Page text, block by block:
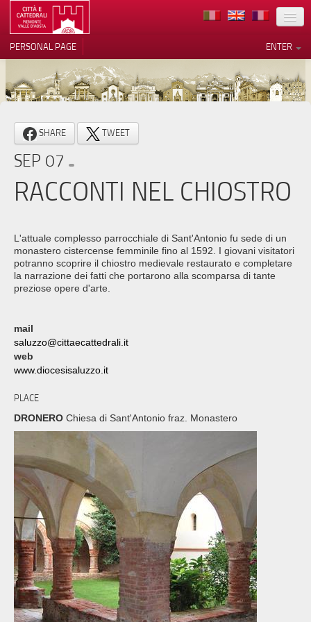
LOCATION
ARCHITECTURE
MUSEUMS
ITINERARIES
EVENTS
VOLUNTEERS
CONTACTS
PRESS
ENTER
PERSONAL PAGE
SHARE TWEET
SEP 07
RACCONTI NEL CHIOSTRO
L'attuale complesso parrocchiale di Sant'Antonio fu sede di un
monastero cistercense femminile fino al 1592. I giovani visitatori
potranno scoprire il chiostro medievale restaurato e completare
la narrazione dei fatti che portarono alla scomparsa di tante
preziose opere d'arte.
mail
saluzzo@cittaecattedrali.it
web
www.diocesisaluzzo.it
PLACE
DRONERO Chiesa di Sant'Antonio fraz. Monastero
Notice at collection
Your Privacy Choices